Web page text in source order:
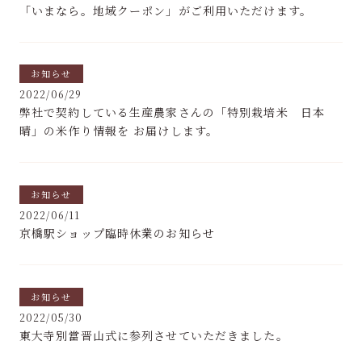
「いまなら。地域クーポン」がご利用いただけます。
お知らせ
2022/06/29
弊社で契約している生産農家さんの「特別栽培米 日本
晴」の米作り情報を お届けします。
お知らせ
2022/06/11
京橋駅ショップ臨時休業のお知らせ
お知らせ
2022/05/30
東大寺別當晋山式に参列させていただきました。